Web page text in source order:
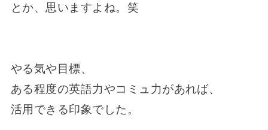
とか、思いますよね。笑
やる気や目標、
ある程度の英語力やコミュ力があれば、
活用できる印象でした。